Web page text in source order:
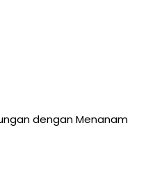
dengan Menanam